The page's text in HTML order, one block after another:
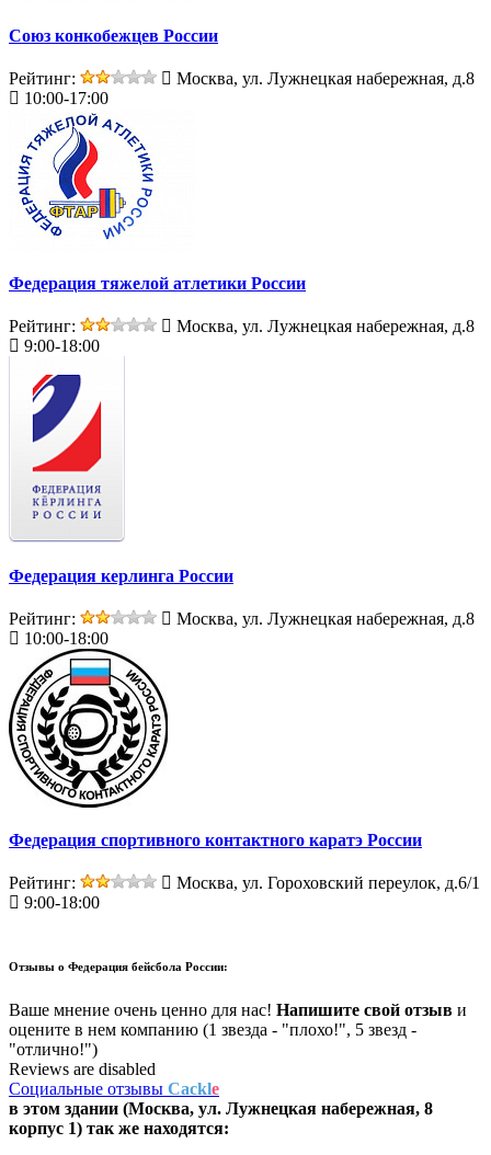
Союз конкобежцев России
Рейтинг:
Москва, ул. Лужнецкая набережная, д.8
10:00-17:00
Федерация тяжелой атлетики России
Рейтинг:
Москва, ул. Лужнецкая набережная, д.8
9:00-18:00
Федерация керлинга России
Рейтинг:
Москва, ул. Лужнецкая набережная, д.8
10:00-18:00
Федерация спортивного контактного каратэ России
Рейтинг:
Москва, ул. Гороховский переулок, д.6/1
9:00-18:00
Отзывы о Федерация бейсбола России:
Ваше мнение очень ценно для нас! Напишите свой отзыв и
оцените в нем компанию (1 звезда - "плохо!", 5 звезд -
"отлично!")
Reviews are disabled
Социальные отзывы Cackle
в этом здании (Москва, ул. Лужнецкая набережная, 8
корпус 1) так же находятся: